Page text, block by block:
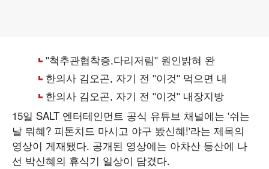
15일 SALT 엔터테인먼트 공식 유튜브 채널에는 '쉬는
날 뭐혜? 피톤치드 마시고 야구 봤신혜!'라는 제목의
영상이 게재됐다. 공개된 영상에는 아차산 등산에 나
선 박신혜의 휴식기 일상이 담겼다.